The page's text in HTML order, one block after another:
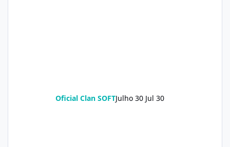
Oficial Clan SOFTJulho 30 Jul 30